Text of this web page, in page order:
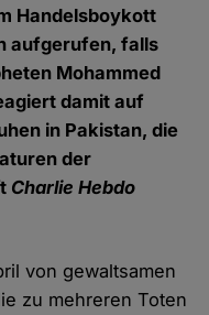
Handelsboykott
aufgerufen, falls
Mohammed
damit auf
in Pakistan, die
der
Charlie Hebdo
von gewaltsamen
zu mehreren Toten